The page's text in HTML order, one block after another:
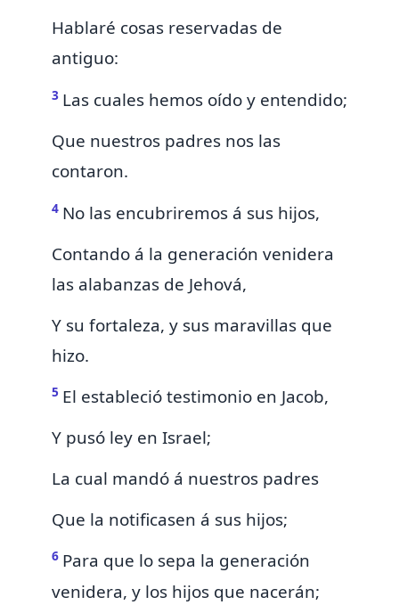
Hablaré cosas reservadas de
antiguo:
3 Las cuales hemos oído y entendido;
Que nuestros padres nos las
contaron.
4 No las encubriremos á sus hijos,
Contando á la generación venidera
las alabanzas de Jehová,
Y su fortaleza, y sus maravillas que
hizo.
5 El estableciótestimonio en Jacob,
Y pusó ley en Israel;
La cual mandó á nuestros padres
Que la notificasen á sus hijos;
6 Para que lo sepa la generación
venidera, y los hijos que nacerán;